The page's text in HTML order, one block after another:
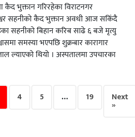
कैद भुक्तान गरिरहेका विराटनगर
सहनीको कैद भुक्तान अवधी आज सकिंदै
सहनीको बिहान करिब साढे ६ बजे मृत्यु
समस्या भएपछि शुक्रबार कारागार
ल्याएको थियो । अस्पतालमा उपचारका
4 5 … 19 Next
»